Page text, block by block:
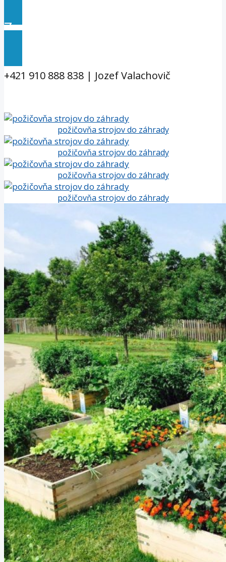
Zavolať do požičovne
+421 910 888 838 | Jozef Valachovič
požičovňa strojov do záhrady
požičovňa strojov do záhrady
požičovňa strojov do záhrady
požičovňa strojov do záhrady